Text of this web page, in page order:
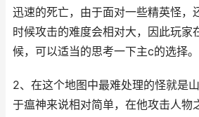
迅速的死亡，由于面对一些精英怪，
时候攻击的难度会相对大，因此玩家
候，可以适当的思考一下主c的选择。
2、在这个地图中最难处理的怪就是
于瘟神来说相对简单，在他攻击人物